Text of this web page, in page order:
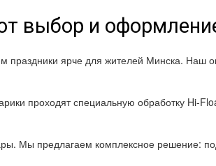
выбор и
праздники ярче для жителей Минска.
проходят специальную обработку Hi-
Мы предлагаем комплексное решение: